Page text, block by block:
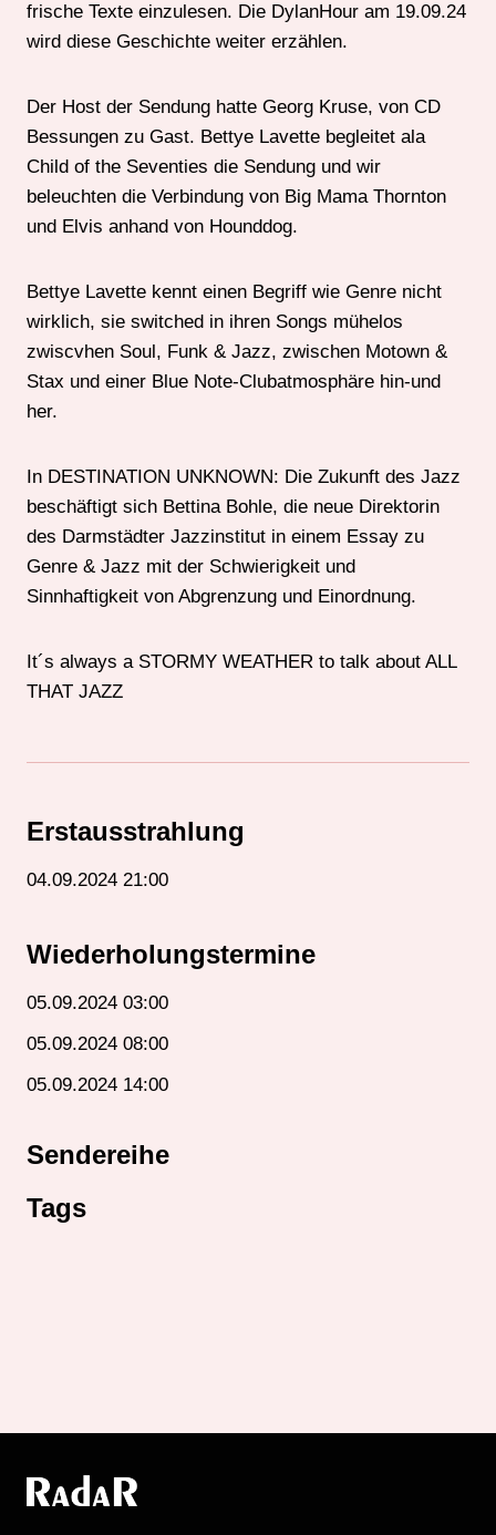
frische Texte einzulesen. Die DylanHour am 19.09.24
wird diese Geschichte weiter erzählen.
Der Host der Sendung hatte Georg Kruse, von CD
Bessungen zu Gast. Bettye Lavette begleitet ala
Child of the Seventies die Sendung und wir
beleuchten die Verbindung von Big Mama Thornton
und Elvis anhand von Hounddog.
Bettye Lavette kennt einen Begriff wie Genre nicht
wirklich, sie switched in ihren Songs mühelos
zwiscvhen Soul, Funk & Jazz, zwischen Motown &
Stax und einer Blue Note-Clubatmosphäre hin-und
her.
In DESTINATION UNKNOWN: Die Zukunft des Jazz
beschäftigt sich Bettina Bohle, die neue Direktorin
des Darmstädter Jazzinstitut in einem Essay zu
Genre & Jazz mit der Schwierigkeit und
Sinnhaftigkeit von Abgrenzung und Einordnung.
It´s always a STORMY WEATHER to talk about ALL
THAT JAZZ
Erstausstrahlung
04.09.2024 21:00
Wiederholungstermine
05.09.2024 03:00
05.09.2024 08:00
05.09.2024 14:00
Sendereihe
Tags